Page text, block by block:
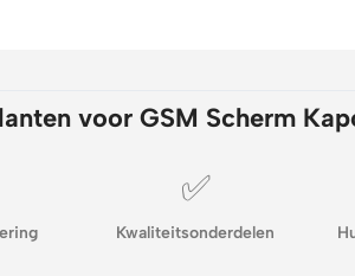
voor GSM Scherm
✅
Kwaliteitsonderdelen